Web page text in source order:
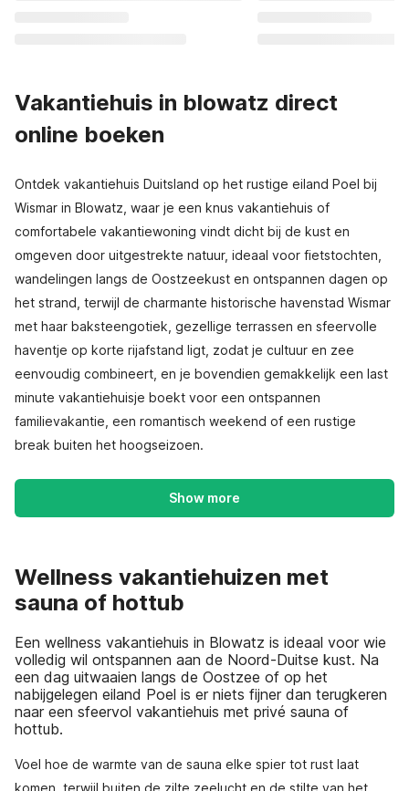
Vakantiehuis in blowatz direct
online boeken
Ontdek vakantiehuis Duitsland op het rustige eiland Poel bij
Wismar in Blowatz, waar je een knus vakantiehuis of
comfortabele vakantiewoning vindt dicht bij de kust en
omgeven door uitgestrekte natuur, ideaal voor fietstochten,
wandelingen langs de Oostzeekust en ontspannen dagen op
het strand, terwijl de charmante historische havenstad Wismar
met haar baksteengotiek, gezellige terrassen en sfeervolle
haventje op korte rijafstand ligt, zodat je cultuur en zee
eenvoudig combineert, en je bovendien gemakkelijk een last
minute vakantiehuisje boekt voor een ontspannen
familievakantie, een romantisch weekend of een rustige
break buiten het hoogseizoen.
Show more
Wellness vakantiehuizen met
sauna of hottub
Een wellness vakantiehuis in Blowatz is ideaal voor wie
volledig wil ontspannen aan de Noord-Duitse kust. Na
een dag uitwaaien langs de Oostzee of op het
nabijgelegen eiland Poel is er niets fijner dan terugkeren
naar een sfeervol vakantiehuis met privé sauna of
hottub.
Voel hoe de warmte van de sauna elke spier tot rust laat
komen, terwijl buiten de zilte zeelucht en de stilte van het